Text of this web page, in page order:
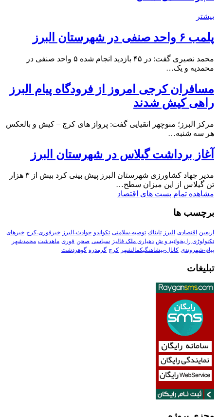
بیشتر
پلمب ۶ واحد صنفی در شهرستان البرز
محمد نصیری گفت: در ۴۵ بازدید انجام شده ۵ واحد صنفی در
محمدیه و یک…
مسافران کرجی امروز از فرودگاه پیام البرز
راهی کیش شدند
مرکز البرز؛ منوچهر اتقیایی گفت: پرواز های کرج – کیش و بالعکس
هر سه شنبه…
آغاز برداشت گیلاس در شهرستان البرز
مدیر جهاد کشاورزی شهرستان البرز پیش بینی کرد بیش از ۳ هزار
تن گیلاس از این میزان سطح…
مشاهده تمام پست های اقتصاد
برچسب ها
اربعین اقتصادی البرز تابناك توصیه-سلامتی تکواندو حوادث-البرز خبرفوری-کرج خبرهای
تکنولوڑی را بخوانید و ش دهیاری ملک فالیز سیاسی صحن فوری ماهدشت محمدشهر
پیام-شهروندی کانال-پیشاهنگیکمالشهر کرج گرمدره گوهردشت
تبلیغات